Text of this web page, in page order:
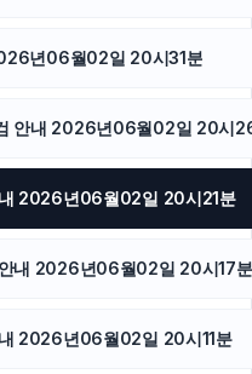
년06월02일 20시31분
안내 2026년06월02일 20시
2026년06월02일 20시21분
내 2026년06월02일 20시17분
2026년06월02일 20시11분